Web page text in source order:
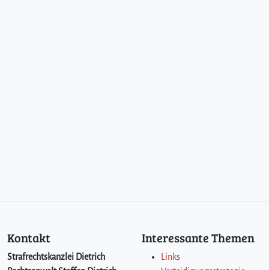
Kontakt
Strafrechtskanzlei Dietrich
Interessante Themen
Links